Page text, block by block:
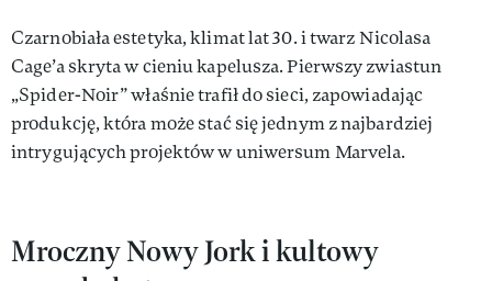
Czarnobiała estetyka, klimat lat 30. i twarz Nicolasa
Cage’a skryta w cieniu kapelusza. Pierwszy zwiastun
„Spider-Noir” właśnie trafił do sieci, zapowiadając
produkcję, która może stać się jednym z najbardziej
intrygujących projektów w uniwersum Marvela.
Mroczny Nowy Jork i kultowy